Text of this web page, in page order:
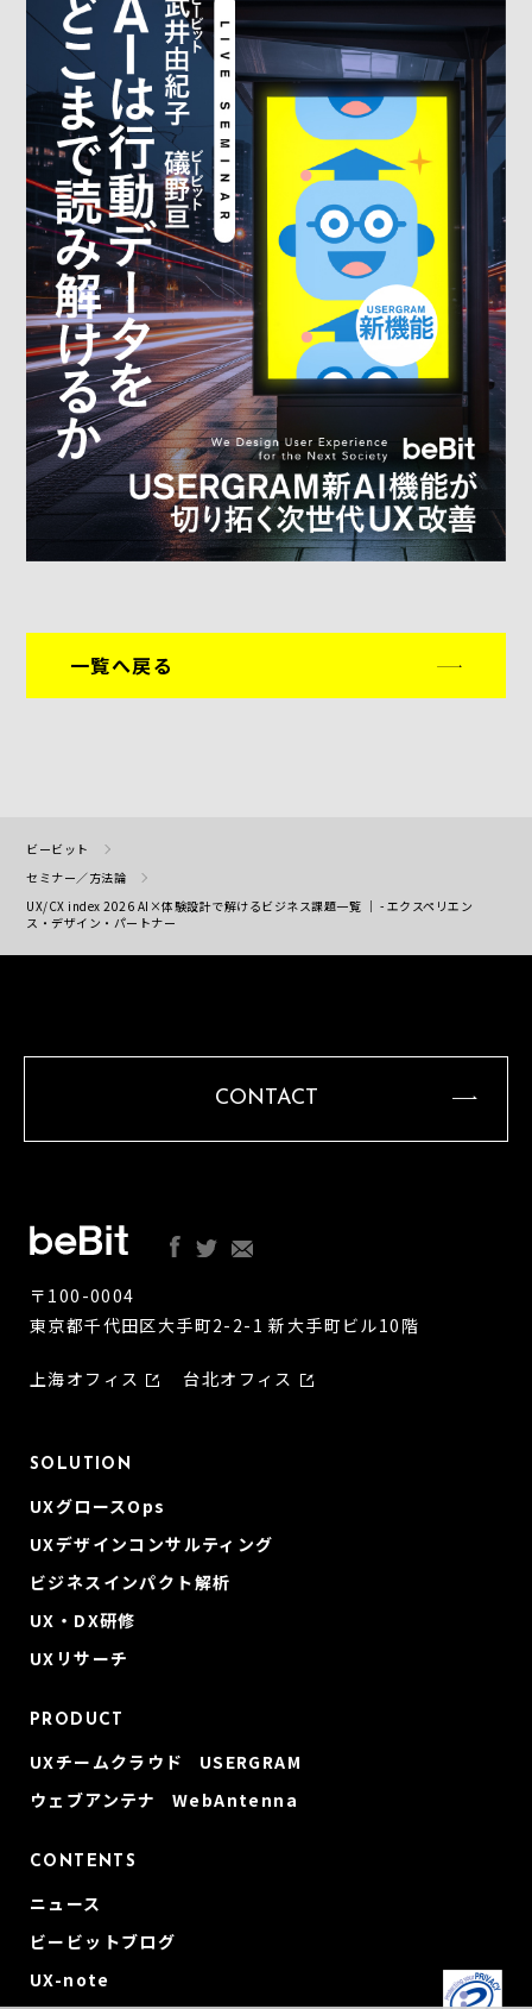
一覧へ戻る
ビービット
セミナー／方法論
UX/CX index 2026 AI×体験設計で解けるビジネス課題一覧 ｜ - エクスペリエン
ス・デザイン・パートナー
CONTACT
〒100-0004
東京都千代田区大手町2-2-1 新大手町ビル10階
上海オフィス 台北オフィス
SOLUTION
UXグロースOps
UXデザインコンサルティング
ビジネスインパクト解析
UX・DX研修
UXリサーチ
PRODUCT
UXチームクラウド USERGRAM
ウェブアンテナ WebAntenna
CONTENTS
ニュース
ビービットブログ
UX-note